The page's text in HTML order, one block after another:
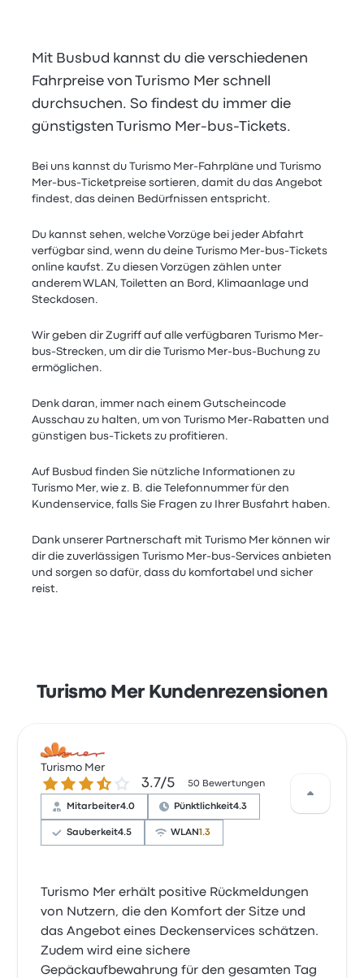
Mit Busbud kannst du die verschiedenen
Fahrpreise von Turismo Mer schnell
durchsuchen. So findest du immer die
günstigsten Turismo Mer-bus-Tickets.
Bei uns kannst du Turismo Mer-Fahrpläne und Turismo
Mer-bus-Ticketpreise sortieren, damit du das Angebot
findest, das deinen Bedürfnissen entspricht.
Du kannst sehen, welche Vorzüge bei jeder Abfahrt
verfügbar sind, wenn du deine Turismo Mer-bus-Tickets
online kaufst. Zu diesen Vorzügen zählen unter
anderem WLAN, Toiletten an Bord, Klimaanlage und
Steckdosen.
Wir geben dir Zugriff auf alle verfügbaren Turismo Mer-
bus-Strecken, um dir die Turismo Mer-bus-Buchung zu
ermöglichen.
Denk daran, immer nach einem Gutscheincode
Ausschau zu halten, um von Turismo Mer-Rabatten und
günstigen bus-Tickets zu profitieren.
Auf Busbud finden Sie nützliche Informationen zu
Turismo Mer, wie z. B. die Telefonnummer für den
Kundenservice, falls Sie Fragen zu Ihrer Busfahrt haben.
Dank unserer Partnerschaft mit Turismo Mer können wir
dir die zuverlässigen Turismo Mer-bus-Services anbieten
und sorgen so dafür, dass du komfortabel und sicher
reist.
Turismo Mer Kundenrezensionen
Turismo Mer
3.7 von 5 Sternen3.7/5 50 Bewertungen
Mitarbeiter4.0 Pünktlichkeit4.3
Sauberkeit4.5 WLAN1.3
Turismo Mer erhält positive Rückmeldungen
von Nutzern, die den Komfort der Sitze und
das Angebot eines Deckenservices schätzen.
Zudem wird eine sichere
Gepäckaufbewahrung für den gesamten Tag